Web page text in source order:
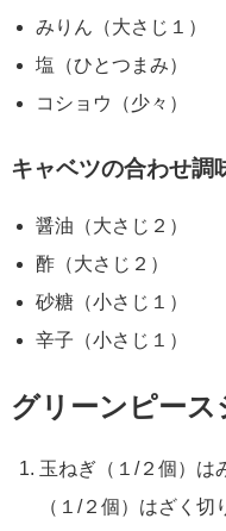
みりん（大さじ１）
塩（ひとつまみ）
コショウ（少々）
キャベツの合わせ調
醤油（大さじ２）
酢（大さじ２）
砂糖（小さじ１）
辛子（小さじ１）
グリーンピー
玉ねぎ（１/２個）は
（１/２個）はざく